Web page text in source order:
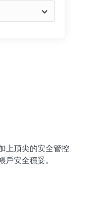
上頂尖的安全管控
安全穩妥。